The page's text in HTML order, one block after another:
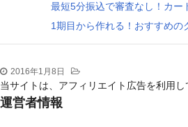
最短5分振込で審査なし！カー
1期目から作れる！おすすめの
2016年1月8日
当サイトは、アフィリエイト広告を利用し
運営者情報